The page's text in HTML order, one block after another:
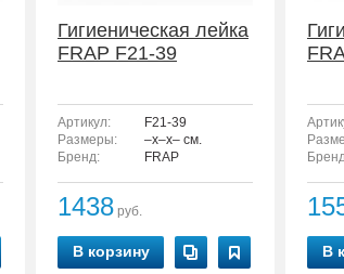
Гигиеническая лейка
FRAP F21-39
Артикул:
F21-39
Размеры:
–x–x– см.
Бренд:
FRAP
1438 руб.
В корзину В